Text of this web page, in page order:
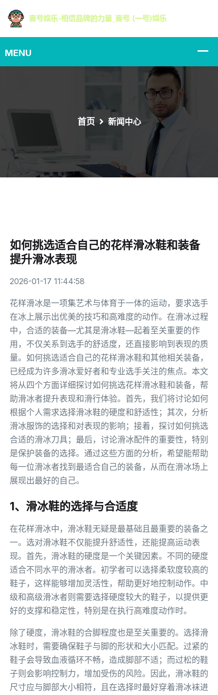
首页 新闻中心
如何挑选适合自己的花样滑冰鞋和装备
提升滑冰表现
2026-01-17 11:44:58
花样滑冰是一项集艺术与体育于一体的运动，要求选手
在冰上展示出优美的技巧和高难度的动作。在滑冰过程
中，合适的装备—尤其是滑冰鞋—起着至关重要的作
用，不仅关系到选手的舒适度，还直接影响到表现的质
量。如何挑选适合自己的花样滑冰鞋和其他相关装备，
已经成为许多滑冰爱好者和专业选手关注的焦点。本文
将从四个方面详细探讨如何挑选花样滑冰鞋和装备，帮
助滑冰者提升表现和滑行体验。首先，我们将讨论如何
根据个人需求选择滑冰鞋的硬度和舒适性；其次，分析
滑冰服饰的选择和对表现的影响；接着，探讨如何挑选
合适的滑冰刀具；最后，讨论滑冰配件的重要性，特别
是保护装备的选择。通过这些方面的分析，希望能帮助
每一位滑冰者找到最适合自己的装备，从而在滑冰场上
展现出最好的自己。
1、滑冰鞋的选择与合适度
在花样滑冰中，滑冰鞋无疑是最基础且最重要的装备之
一。选对滑冰鞋不仅能提升舒适性，还能提高运动表
现。首先，滑冰鞋的硬度是一个关键因素。不同的硬度
适合不同水平的滑冰者。初学者可以选择柔软度较高的
鞋子，这样能够增加灵活性，帮助更好地控制动作。中
级和高级滑冰者则需要选择硬度较大的鞋子，以提供更
好的支撑和稳定性，特别是在执行高难度动作时。
除了硬度，滑冰鞋的合脚程度也是至关重要的。选择滑
冰鞋时，需要确保鞋子与脚的形状和大小匹配。过紧的
鞋子会导致血液循环不畅，造成脚部不适；而过松的鞋
子则会影响控制力，增加受伤的风险。因此，滑冰鞋的
尺寸应与脚部大小相符，且在选择时最好穿着滑冰袜进